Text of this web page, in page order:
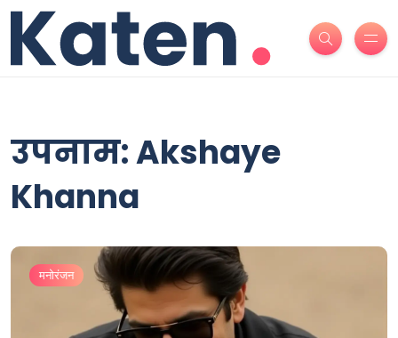
उपनाम: Akshaye
Khanna
मनोरंजन